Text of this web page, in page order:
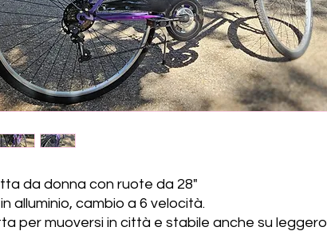
da donna con ruote da 28"
alluminio, cambio a 6 velocità.
per muoversi in città e stabile anche su leggero